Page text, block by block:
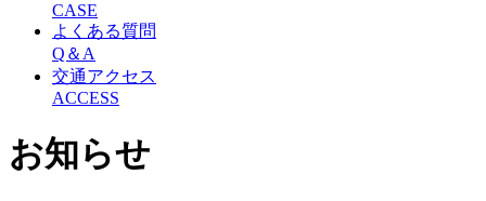
CASE
よくある質問
Q＆A
交通アクセス
ACCESS
お知らせ